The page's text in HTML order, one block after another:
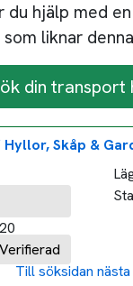
du hjälp med
som liknar
din transport
Skåp &
Verifierad
Till söksidan nästa